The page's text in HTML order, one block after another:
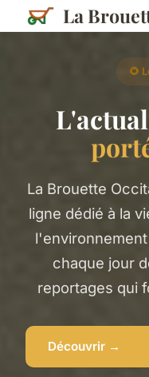
La
🌻
La Brouette
ligne dédié à la
chaque jour
reportages qui
Découvrir →